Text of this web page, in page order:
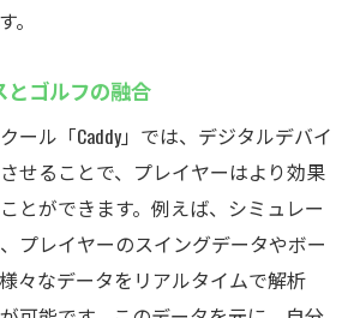
。
とゴルフの融合
ール「Caddy」では、デジタルデバイ
せることで、プレイヤーはより効果
とができます。例えば、シミュレー
プレイヤーのスイングデータやボー
々なデータをリアルタイムで解析